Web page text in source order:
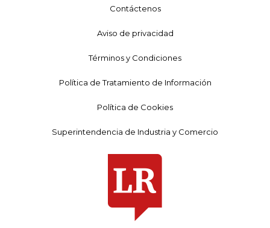
Contáctenos
Aviso de privacidad
Términos y Condiciones
Política de Tratamiento de Información
Política de Cookies
Superintendencia de Industria y Comercio